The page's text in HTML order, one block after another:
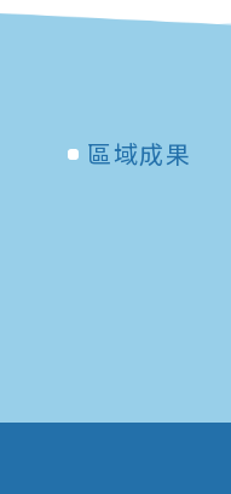
區域成果